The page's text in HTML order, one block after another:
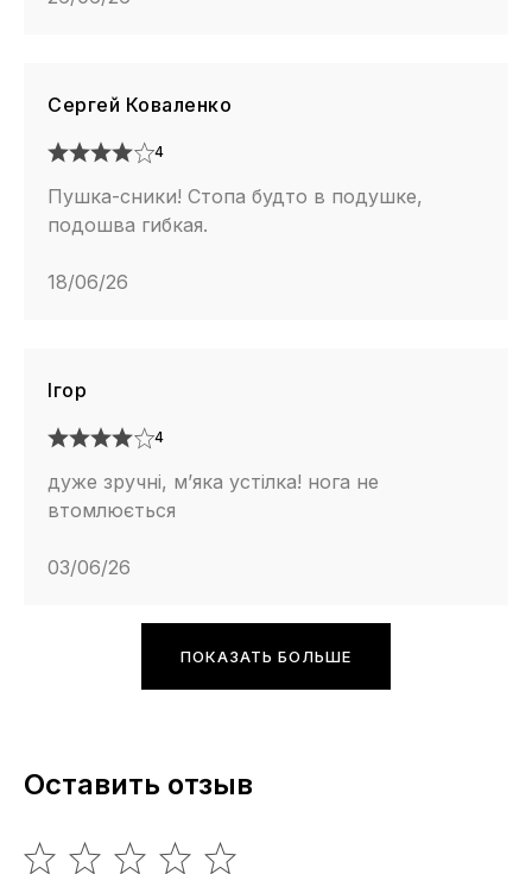
Сергей Коваленко
4
Пушка-сники! Стопа будто в подушке,
подошва гибкая.
18/06/26
Ігор
4
дуже зручні, м’яка устілка! нога не
втомлюється
03/06/26
ПОКАЗАТЬ БОЛЬШЕ
Оставить отзыв